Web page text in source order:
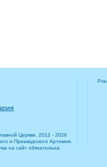
Церкви, 2012 - 2026
и Приамурского Артемия.
на сайт обязательна.